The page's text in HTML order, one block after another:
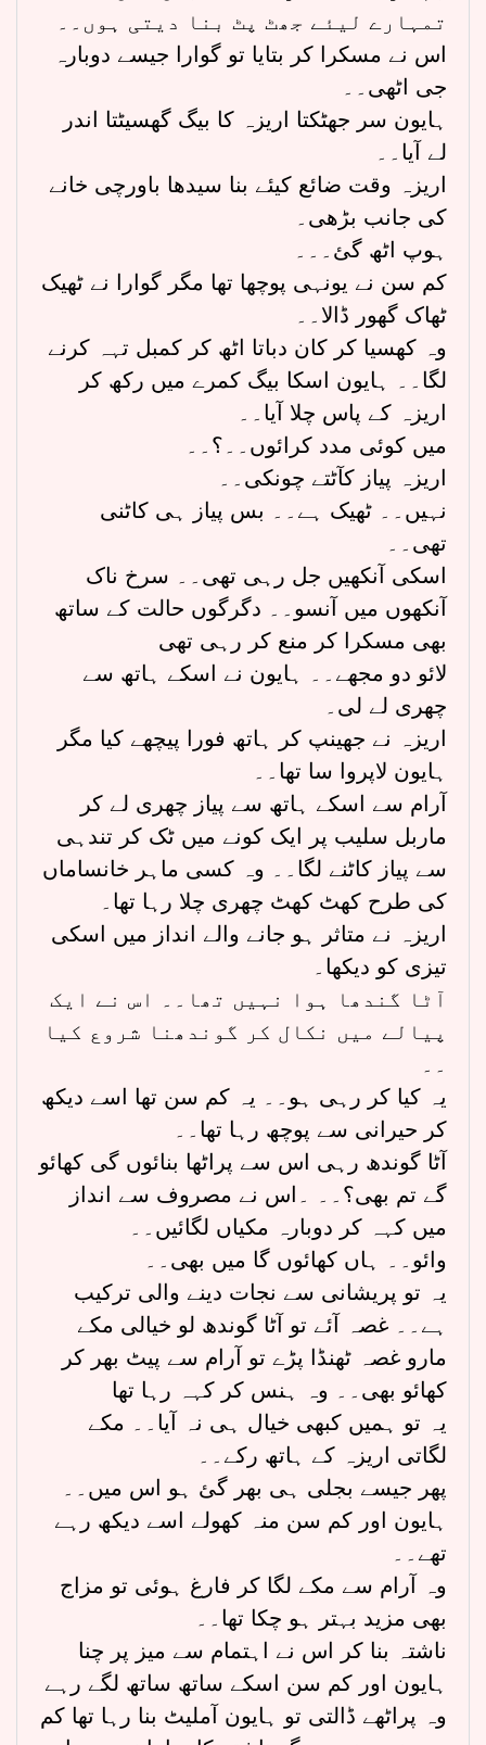
تمہارے لیئے جھٹ پٹ بنا دیتی ہوں۔۔
اس نے مسکرا کر بتایا تو گوارا جیسے دوبارہ
جی اٹھی۔۔
ہایون سر جھٹکتا اریزہ کا بیگ گھسیٹتا اندر
لے آیا۔۔
اریزہ وقت ضائع کیئے بنا سیدھا باورچی خانے
کی جانب بڑھی۔
ہوپ اٹھ گئ۔۔۔
کم سن نے یونہی پوچھا تھا مگر گوارا نے ٹھیک
ٹھاک گھور ڈالا۔۔
وہ کھسیا کر کان دباتا اٹھ کر کمبل تہہ کرنے
لگا۔۔ ہایون اسکا بیگ کمرے میں رکھ کر
اریزہ کے پاس چلا آیا۔۔
میں کوئی مدد کرائوں۔۔؟۔۔
اریزہ پیاز کآٹتے چونکی۔۔
نہیں۔۔ ٹھیک ہے۔۔ بس پیاز ہی کاٹنی
تھی۔۔
اسکی آنکھیں جل رہی تھی۔۔ سرخ ناک
آنکھوں میں آنسو۔۔ دگرگوں حالت کے ساتھ
بھی مسکرا کر منع کر رہی تھی
لائو دو مجھے۔۔ ہایون نے اسکے ہاتھ سے
چھری لے لی۔
اریزہ نے جھینپ کر ہاتھ فورا پیچھے کیا مگر
ہایون لاپروا سا تھا۔۔
آرام سے اسکے ہاتھ سے پیاز چھری لے کر
ماربل سلیب پر ایک کونے میں ٹک کر تندہی
سے پیاز کاٹنے لگا۔۔ وہ کسی ماہر خانساماں
کی طرح کھٹ کھٹ چھری چلا رہا تھا۔
اریزہ نے متاثر ہو جانے والے انداز میں اسکی
تیزی کو دیکھا۔
آٹا گندھا ہوا نہیں تھا۔۔ اس نے ایک
پیالے میں نکال کر گوندھنا شروع کیا
۔۔
یہ کیا کر رہی ہو۔۔ یہ کم سن تھا اسے دیکھ
کر حیرانی سے پوچھ رہا تھا۔۔
آٹا گوندھ رہی اس سے پراٹھا بنائوں گی کھائو
گے تم بھی؟۔۔ ۔اس نے مصروف سے انداز
میں کہہ کر دوبارہ مکیاں لگائیں۔۔
وائو۔۔ ہاں کھائوں گا میں بھی۔۔
یہ تو پریشانی سے نجات دینے والی ترکیب
ہے۔۔ غصہ آئے تو آٹا گوندھ لو خیالی مکے
مارو غصہ ٹھنڈا پڑے تو آرام سے پیٹ بھر کر
کھائو بھی۔۔ وہ ہنس کر کہہ رہا تھا
یہ تو ہمیں کبھی خیال ہی نہ آیا۔۔ مکے
لگاتی اریزہ کے ہاتھ رکے۔۔
پھر جیسے بجلی ہی بھر گئ ہو اس میں۔۔
ہایون اور کم سن منہ کھولے اسے دیکھ رہے
تھے۔۔
وہ آرام سے مکے لگا کر فارغ ہوئی تو مزاج
بھی مزید بہتر ہو چکا تھا۔۔
ناشتہ بنا کر اس نے اہتمام سے میز پر چنا
ہایون اور کم سن اسکے ساتھ ساتھ لگے رہے
وہ پراٹھے ڈالتی تو ہایون آملیٹ بنا رہا تھا کم